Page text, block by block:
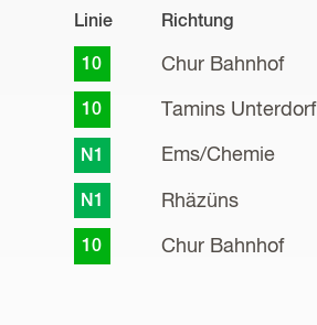
Linie Richtung
10 Chur Bahnhof
10 Tamins Unterdorf
N1 Ems/Chemie
N1 Rhäzüns
10 Chur Bahnhof